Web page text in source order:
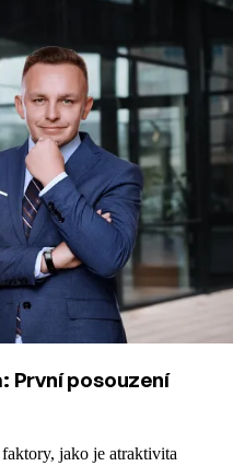
První posouzení
jako je atraktivita